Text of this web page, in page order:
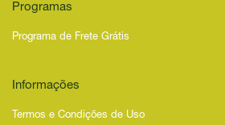
Programas
Programa de Frete Grátis
Informações
Termos e Condições de Uso